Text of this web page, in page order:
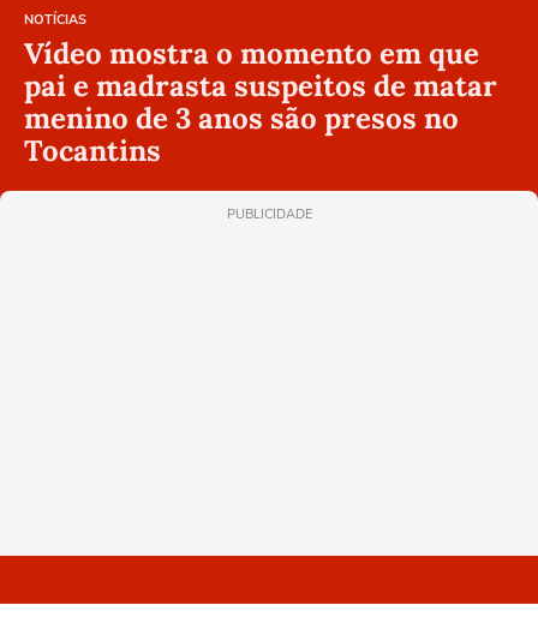
NOTÍCIAS
Vídeo mostra o momento em que
pai e madrasta suspeitos de matar
menino de 3 anos são presos no
Tocantins
PUBLICIDADE